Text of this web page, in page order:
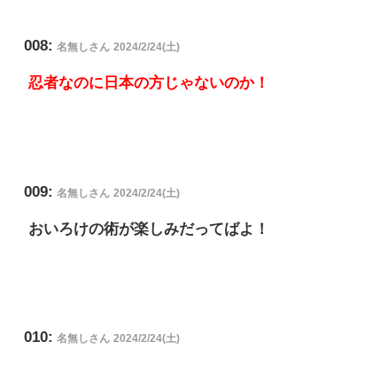
008: 名無しさん 2024/2/24(土)
忍者なのに日本の方じゃないのか！
009: 名無しさん 2024/2/24(土)
おいろけの術が楽しみだってばよ！
010: 名無しさん 2024/2/24(土)